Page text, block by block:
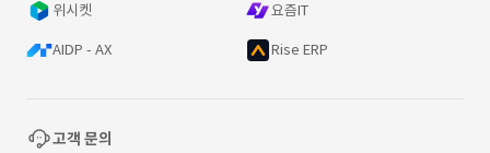
위시켓 요즘IT
AIDP - AX Rise ERP
고객 문의